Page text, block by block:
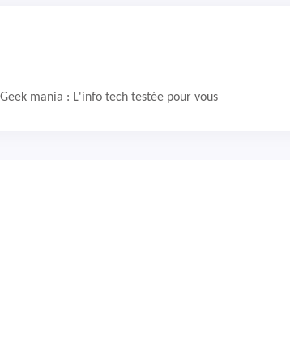
Geek mania : L'info tech testée pour vous